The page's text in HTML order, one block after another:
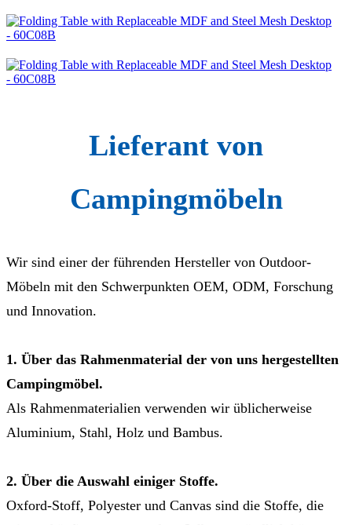
Lieferant von
Campingmöbeln
Wir sind einer der führenden Hersteller von Outdoor-
Möbeln mit den Schwerpunkten OEM, ODM, Forschung
und Innovation.
1. Über das Rahmenmaterial der von uns hergestellten
Campingmöbel.
Als Rahmenmaterialien verwenden wir üblicherweise
Aluminium, Stahl, Holz und Bambus.
2. Über die Auswahl einiger Stoffe.
Oxford-Stoff, Polyester und Canvas sind die Stoffe, die